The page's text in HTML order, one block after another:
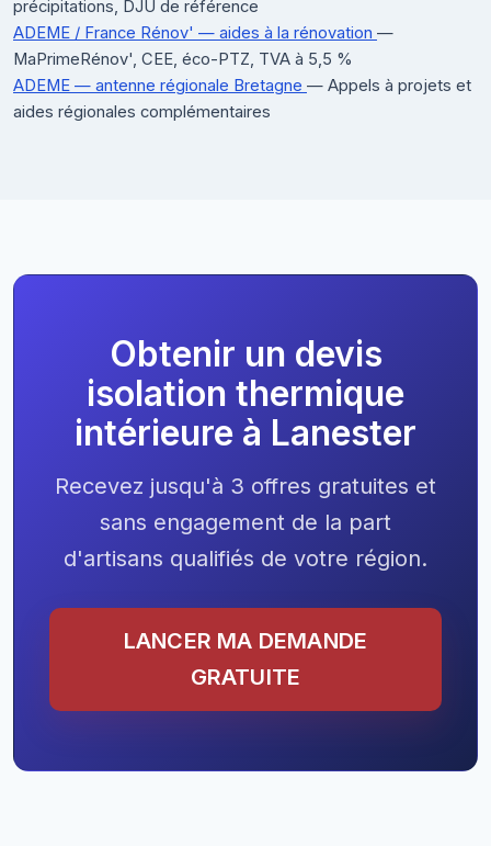
précipitations, DJU de référence
ADEME / France Rénov' — aides à la rénovation —
MaPrimeRénov', CEE, éco-PTZ, TVA à 5,5 %
ADEME — antenne régionale Bretagne — Appels à projets et
aides régionales complémentaires
Obtenir un devis
isolation thermique
intérieure à Lanester
Recevez jusqu'à 3 offres gratuites et
sans engagement de la part
d'artisans qualifiés de votre région.
LANCER MA DEMANDE
GRATUITE